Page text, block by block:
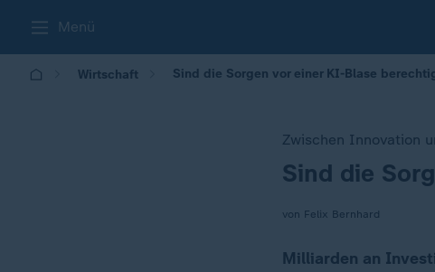
Menü
Wirtschaft Sind die Sorgen vor einer KI-Blase
Zwischen Innovation
:
Sind die
von Felix Bernhard
Milliarden an